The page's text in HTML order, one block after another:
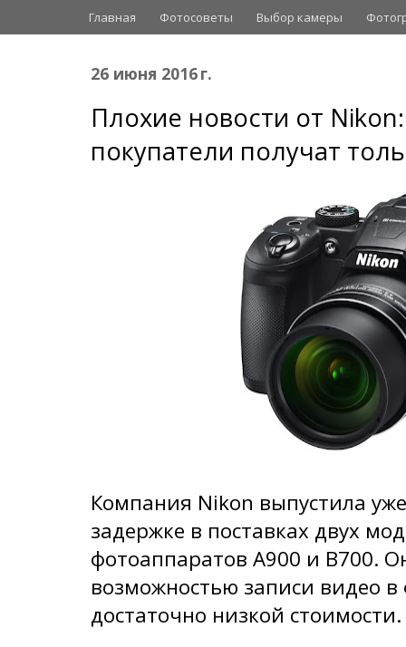
Главная Фотосоветы Выбор камеры
26 июня 2016 г.
Плохие новости от
покупатели получат
Компания Nikon выпустила
задержке в поставках двух
фотоаппаратов A900 и B700.
возможностью записи видео
достаточно низкой стоимости.